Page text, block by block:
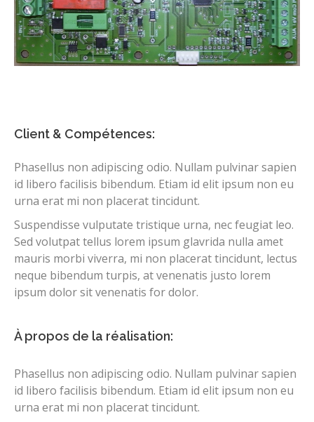
Client & Compétences:
Phasellus non adipiscing odio. Nullam pulvinar sapien
id libero facilisis bibendum. Etiam id elit ipsum non eu
urna erat mi non placerat tincidunt.
Suspendisse vulputate tristique urna, nec feugiat leo.
Sed volutpat tellus lorem ipsum glavrida nulla amet
mauris morbi viverra, mi non placerat tincidunt, lectus
neque bibendum turpis, at venenatis justo lorem
ipsum dolor sit venenatis for dolor.
À propos de la réalisation:
Phasellus non adipiscing odio. Nullam pulvinar sapien
id libero facilisis bibendum. Etiam id elit ipsum non eu
urna erat mi non placerat tincidunt.